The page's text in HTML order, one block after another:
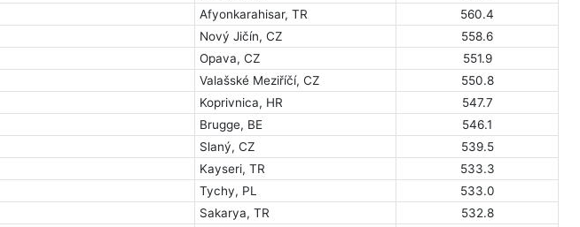
Afyonkarahisar, TR
560.4
Nový Jičín, CZ
558.6
Opava, CZ
551.9
Valašské Meziříčí, CZ
550.8
Koprivnica, HR
547.7
Brugge, BE
546.1
Slaný, CZ
539.5
Kayseri, TR
533.3
Tychy, PL
533.0
Sakarya, TR
532.8